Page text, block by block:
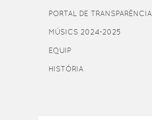
PORTAL DE TRANSPARÈNCIA
MÚSICS 2024-2025
EQUIP
HISTÒRIA